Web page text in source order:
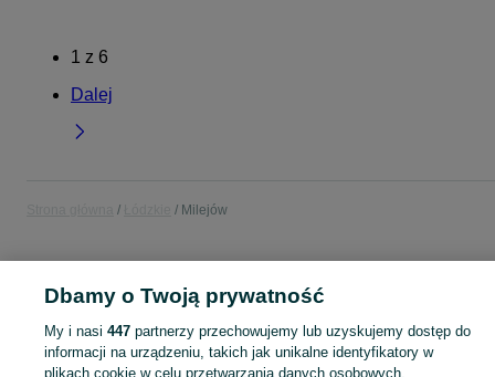
1 z 6
Dalej
Milejów
krzesło fotel
Dbamy o Twoją prywatność
My i nasi 447partnerzy przechowujemy lub uzyskujemy dostęp do
informacji na urządzeniu, takich jak unikalne identyfikatory w
plikach cookie w celu przetwarzania danych osobowych.